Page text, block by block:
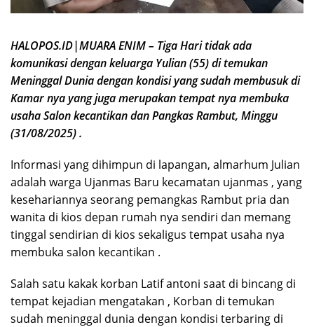
HALOPOS.ID|MUARA ENIM – Tiga Hari tidak ada
komunikasi dengan keluarga Yulian (55) di temukan
Meninggal Dunia dengan kondisi yang sudah membusuk di
Kamar nya yang juga merupakan tempat nya membuka
usaha Salon kecantikan dan Pangkas Rambut, Minggu
(31/08/2025) .
Informasi yang dihimpun di lapangan, almarhum Julian
adalah warga Ujanmas Baru kecamatan ujanmas , yang
kesehariannya seorang pemangkas Rambut pria dan
wanita di kios depan rumah nya sendiri dan memang
tinggal sendirian di kios sekaligus tempat usaha nya
membuka salon kecantikan .
Salah satu kakak korban Latif antoni saat di bincang di
tempat kejadian mengatakan , Korban di temukan
sudah meninggal dunia dengan kondisi terbaring di